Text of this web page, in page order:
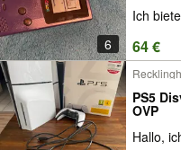
6
Ich
64 €
PS5
OVP
Hallo,